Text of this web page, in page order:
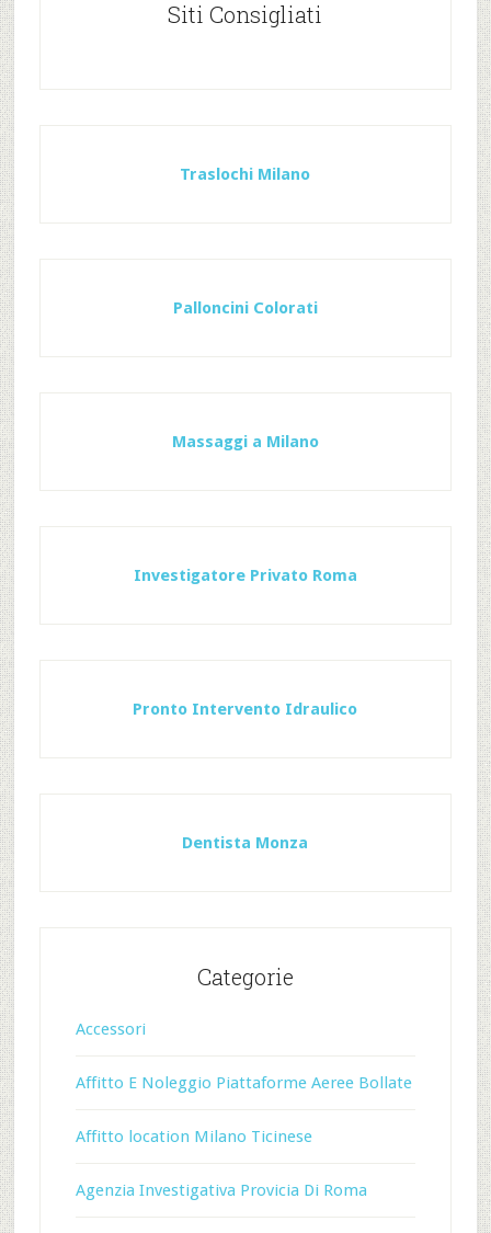
Siti Consigliati
Traslochi Milano
Palloncini Colorati
Massaggi a Milano
Investigatore Privato Roma
Pronto Intervento Idraulico
Dentista Monza
Categorie
Accessori
Affitto E Noleggio Piattaforme Aeree Bollate
Affitto location Milano Ticinese
Agenzia Investigativa Provicia Di Roma